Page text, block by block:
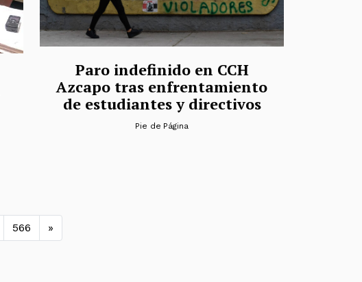
Paro indefinido en CCH
Azcapo tras enfrentamiento
de estudiantes y directivos
Pie de Página
566 »